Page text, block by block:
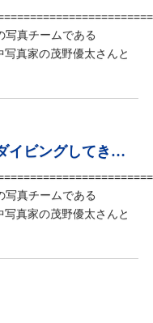
写真チームである
写真家の茂野優太さんと
ングしてきました
写真チームである
写真家の茂野優太さんと